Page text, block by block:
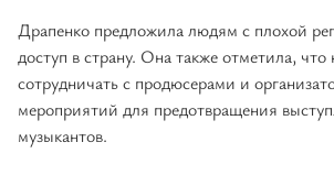
Драпенко предложила людям с плохой
доступ в страну. Она также отметила,
сотрудничать с продюсерами и
мероприятий для предотвращения
музыкантов.